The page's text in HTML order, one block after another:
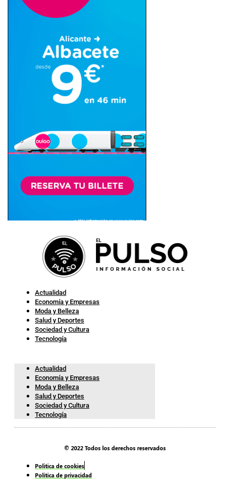
Actualidad
Economía y Empresas
Moda y Belleza
Salud y Deportes
Sociedad y Cultura
Tecnología
Actualidad
Economía y Empresas
Moda y Belleza
Salud y Deportes
Sociedad y Cultura
Tecnología
© 2022 Todos los derechos reservados
Politica de cookies
Politica de privacidad